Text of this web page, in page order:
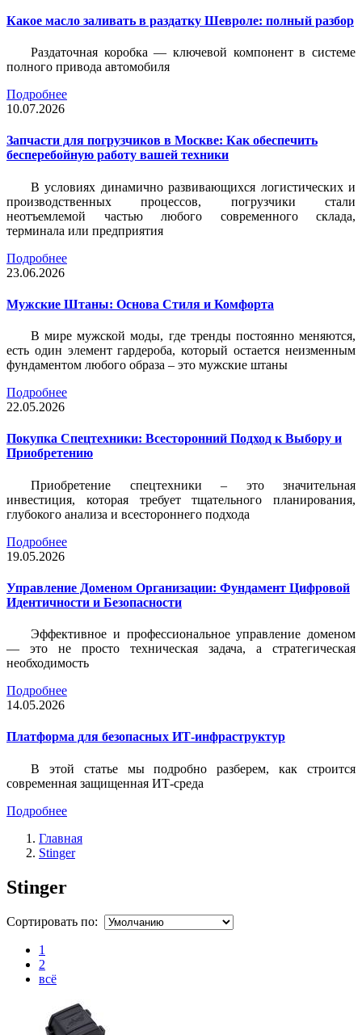
Какое масло заливать в раздатку Шевроле: полный разбор
Раздаточная коробка — ключевой компонент в системе
полного привода автомобиля
Подробнее
10.07.2026
Запчасти для погрузчиков в Москве: Как обеспечить
бесперебойную работу вашей техники
В условиях динамично развивающихся логистических и
производственных процессов, погрузчики стали
неотъемлемой частью любого современного склада,
терминала или предприятия
Подробнее
23.06.2026
Мужские Штаны: Основа Стиля и Комфорта
В мире мужской моды, где тренды постоянно меняются,
есть один элемент гардероба, который остается неизменным
фундаментом любого образа – это мужские штаны
Подробнее
22.05.2026
Покупка Спецтехники: Всесторонний Подход к Выбору и
Приобретению
Приобретение спецтехники – это значительная
инвестиция, которая требует тщательного планирования,
глубокого анализа и всестороннего подхода
Подробнее
19.05.2026
Управление Доменом Организации: Фундамент Цифровой
Идентичности и Безопасности
Эффективное и профессиональное управление доменом
— это не просто техническая задача, а стратегическая
необходимость
Подробнее
14.05.2026
Платформа для безопасных ИТ-инфраструктур
В этой статье мы подробно разберем, как строится
современная защищенная ИТ-среда
Подробнее
Главная
Stinger
Stinger
Сортировать по:
1
2
всё